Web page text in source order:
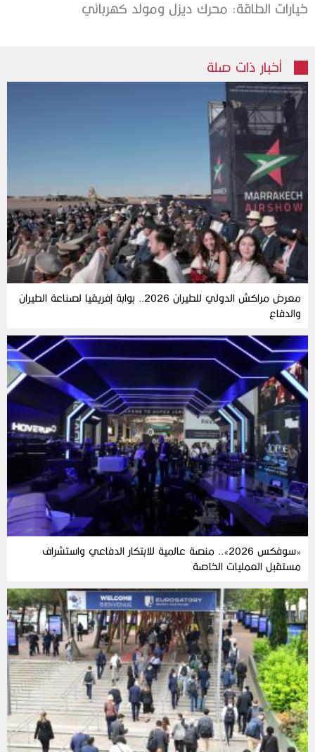
خيارات الطاقة: محرك ديزل ومولد كهربائي
أخبار ذات صلة
معرض مراكش الدولي للطيران 2026.. بوابة إفريقيا لصناعة الطيران
والدفاع
«سوفكس 2026».. منصة عالمية للابتكار الدفاعي واستشراف
مستقبل العمليات الخاصة